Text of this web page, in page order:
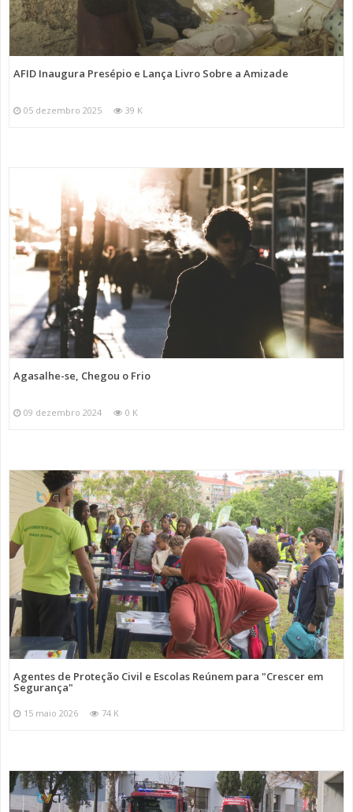
AFID Inaugura Presépio e Lança Livro Sobre a Amizade
05 dezembro 2025 39 K
Agasalhe-se, Chegou o Frio
09 dezembro 2024 0 K
Agentes de Proteção Civil e Escolas Reúnem para "Crescer em
Segurança"
15 maio 2026 74 K